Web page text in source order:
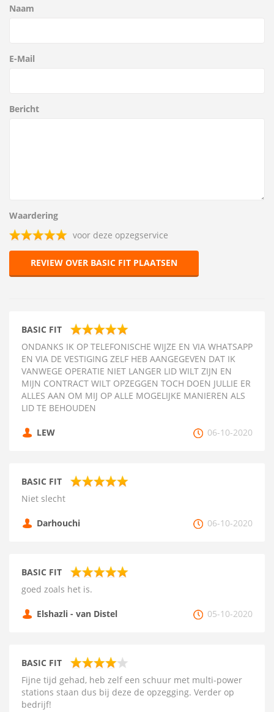
Naam
E-Mail
Bericht
Waardering
voor deze opzegservice
REVIEW OVER BASIC FIT PLAATSEN
BASIC FIT
ONDANKS IK OP TELEFONISCHE WIJZE EN VIA WHATSAPP
EN VIA DE VESTIGING ZELF HEB AANGEGEVEN DAT IK
VANWEGE OPERATIE NIET LANGER LID WILT ZIJN EN
MIJN CONTRACT WILT OPZEGGEN TOCH DOEN JULLIE ER
ALLES AAN OM MIJ OP ALLE MOGELIJKE MANIEREN ALS
LID TE BEHOUDEN
LEW 06-10-2020
BASIC FIT
Niet slecht
Darhouchi 06-10-2020
BASIC FIT
goed zoals het is.
Elshazli - van Distel 05-10-2020
BASIC FIT
Fijne tijd gehad, heb zelf een schuur met multi-power
stations staan dus bij deze de opzegging. Verder op
bedrijf!